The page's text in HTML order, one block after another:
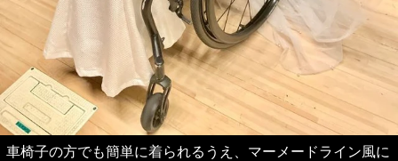
車椅子の方でも簡単に着られるうえ、マーメードライン風に